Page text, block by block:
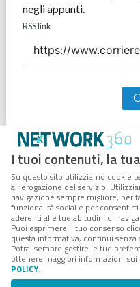
I tuoi contenuti, la
Su questo sito utilizziamo cookie
all’erogazione del servizio.
navigazione sempre migliore, per
funzionalità social e per
aderenti alle tue abitudini di
Puoi esprimere il tuo consenso
questa informativa, continui senza
Potrai sempre gestire le tue
ottenere maggiori informazioni
POLICY.
negli appunti.
RSS link